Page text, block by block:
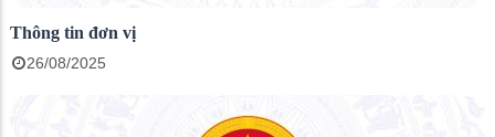
Thông tin đơn vị
26/08/2025